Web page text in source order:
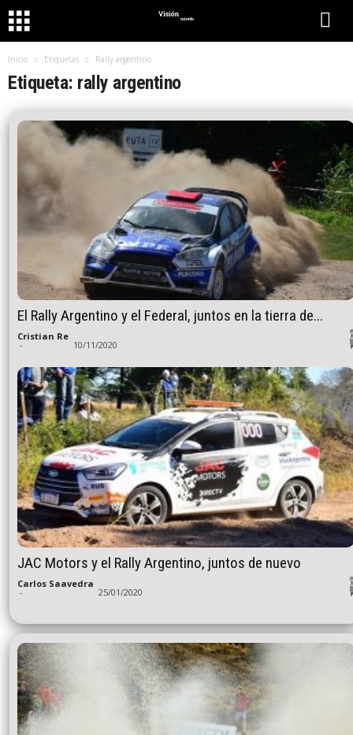
Inicio Etiquetas Rally argentino
Etiqueta: rally argentino
El Rally Argentino y el Federal, juntos en la tierra de...
Cristian Re
- 10/11/2020
JAC Motors y el Rally Argentino, juntos de nuevo
Carlos Saavedra
- 25/01/2020